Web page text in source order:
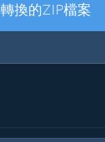
換的ZIP檔案